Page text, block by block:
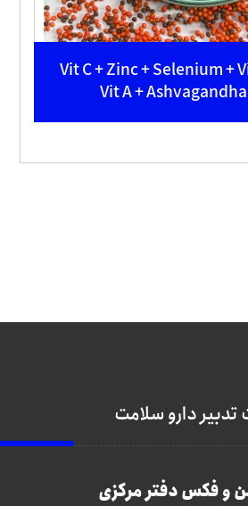
Vit C + Zinc + Selenium +
Vit A +
دارو سلامت
و فکس دفتر مرکزی